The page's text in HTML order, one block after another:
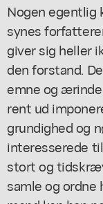
Nogen
synes
giver sig heller
den forstand.
emne og
rent ud
grundighed og
interesserede
stort og
samle og